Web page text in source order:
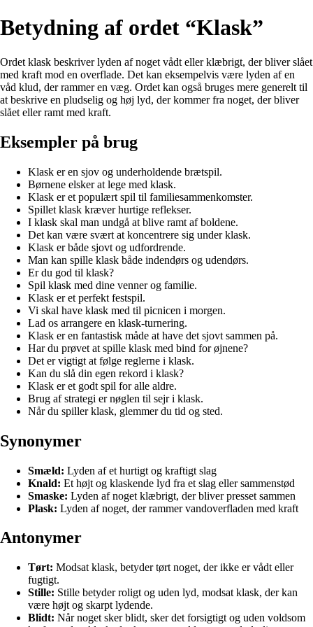
Betydning af ordet “Klask”
Ordet klask beskriver lyden af noget vådt eller klæbrigt, der bliver slået
med kraft mod en overflade. Det kan eksempelvis være lyden af en
våd klud, der rammer en væg. Ordet kan også bruges mere generelt til
at beskrive en pludselig og høj lyd, der kommer fra noget, der bliver
slået eller ramt med kraft.
Eksempler på brug
Klask er en sjov og underholdende brætspil.
Børnene elsker at lege med klask.
Klask er et populært spil til familiesammenkomster.
Spillet klask kræver hurtige reflekser.
I klask skal man undgå at blive ramt af boldene.
Det kan være svært at koncentrere sig under klask.
Klask er både sjovt og udfordrende.
Man kan spille klask både indendørs og udendørs.
Er du god til klask?
Spil klask med dine venner og familie.
Klask er et perfekt festspil.
Vi skal have klask med til picnicen i morgen.
Lad os arrangere en klask-turnering.
Klask er en fantastisk måde at have det sjovt sammen på.
Har du prøvet at spille klask med bind for øjnene?
Det er vigtigt at følge reglerne i klask.
Kan du slå din egen rekord i klask?
Klask er et godt spil for alle aldre.
Brug af strategi er nøglen til sejr i klask.
Når du spiller klask, glemmer du tid og sted.
Synonymer
Smæld: Lyden af et hurtigt og kraftigt slag
Knald: Et højt og klaskende lyd fra et slag eller sammenstød
Smaske: Lyden af noget klæbrigt, der bliver presset sammen
Plask: Lyden af noget, der rammer vandoverfladen med kraft
Antonymer
Tørt: Modsat klask, betyder tørt noget, der ikke er vådt eller
fugtigt.
Stille: Stille betyder roligt og uden lyd, modsat klask, der kan
være højt og skarpt lydende.
Blidt: Når noget sker blidt, sker det forsigtigt og uden voldsom